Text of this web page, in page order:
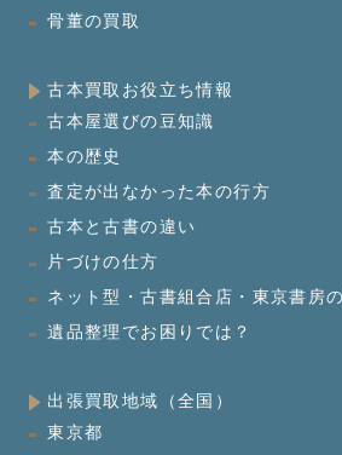
骨董の買取
古本買取お役立ち情報
古本屋選びの豆知識
本の歴史
査定が出なかった本の行方
古本と古書の違い
片づけの仕方
ネット型・古書組合店・東京書房
遺品整理でお困りでは？
出張買取地域（全国）
東京都